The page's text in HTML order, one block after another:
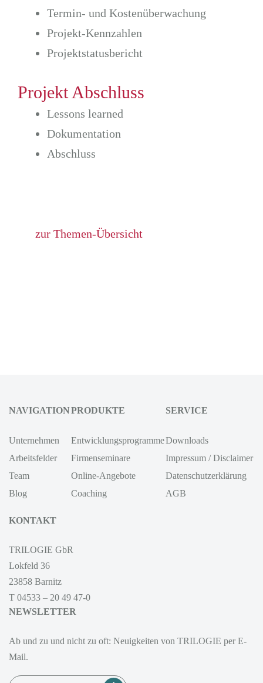
Termin- und Kostenüberwachung
Projekt-Kennzahlen
Projektstatusbericht
Projekt Abschluss
Lessons learned
Dokumentation
Abschluss
zur Themen-Übersicht
NAVIGATION
Unternehmen
Arbeitsfelder
Team
Blog
PRODUKTE
Entwicklungsprogramme
Firmenseminare
Online-Angebote
Coaching
SERVICE
Downloads
Impressum / Disclaimer
Datenschutzerklärung
AGB
KONTAKT
TRILOGIE GbR
Lokfeld 36
23858 Barnitz
T 04533 – 20 49 47-0
NEWSLETTER
Ab und zu und nicht zu oft: Neuigkeiten von TRILOGIE per E-
Mail.